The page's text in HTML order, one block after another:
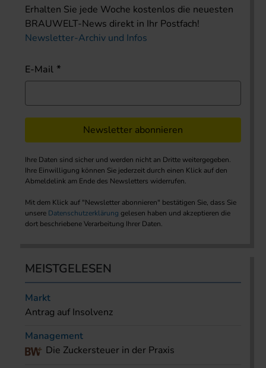
Erhalten Sie jede Woche kostenlos die neuesten
BRAUWELT-News direkt in Ihr Postfach!
Newsletter-Archiv und Infos
E-Mail
Newsletter abonnieren
Ihre Daten sind sicher und werden nicht an Dritte weitergegeben.
Ihre Einwilligung können Sie jederzeit durch einen Klick auf den
Abmeldelink am Ende des Newsletters widerrufen.
Mit dem Klick auf "Newsletter abonnieren" bestätigen Sie, dass Sie
unsere Datenschutzerklärung gelesen haben und akzeptieren die
dort beschriebene Verarbeitung Ihrer Daten.
MEISTGELESEN
Markt
Antrag auf Insolvenz
Management
Die Zuckersteuer in der Praxis